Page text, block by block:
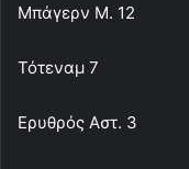
Μπάγερν Μ. 12
Τότεναμ 7
Ερυθρός Αστ. 3